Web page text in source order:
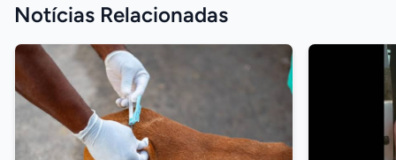
Notícias Relacionadas